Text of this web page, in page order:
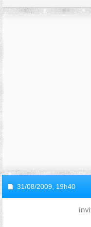
31/08/2009, 19h40